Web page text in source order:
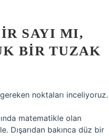
SAYI MI,
BIR TUZAK
noktaları inceliyoruz.
matematikle olan
Dışarıdan bakınca düz bir